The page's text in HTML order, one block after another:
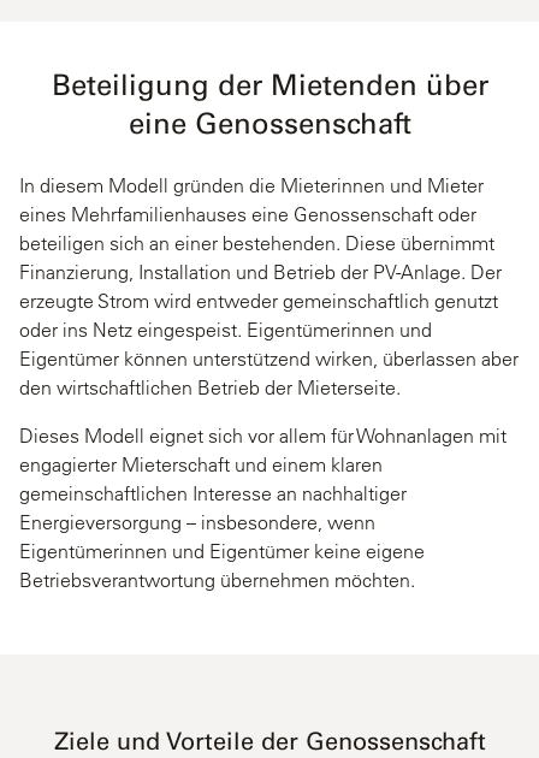
Beteiligung der Mietenden über
eine Genossenschaft
In diesem Modell gründen die Mieterinnen und Mieter
eines Mehrfamilienhauses eine Genossenschaft oder
beteiligen sich an einer bestehenden. Diese übernimmt
Finanzierung, Installation und Betrieb der PV-Anlage. Der
erzeugte Strom wird entweder gemeinschaftlich genutzt
oder ins Netz eingespeist. Eigentümerinnen und
Eigentümer können unterstützend wirken, überlassen aber
den wirtschaftlichen Betrieb der Mieterseite.
Dieses Modell eignet sich vor allem für Wohnanlagen mit
engagierter Mieterschaft und einem klaren
gemeinschaftlichen Interesse an nachhaltiger
Energieversorgung – insbesondere, wenn
Eigentümerinnen und Eigentümer keine eigene
Betriebsverantwortung übernehmen möchten.
Ziele und Vorteile der Genossenschaft